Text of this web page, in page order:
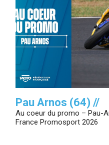
Pau Arnos (64) //
Au coeur du promo – Pau-
France Promosport 2026